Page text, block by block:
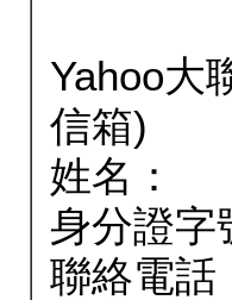
Yahoo大
信箱)
姓名：
身分證字
聯絡電話